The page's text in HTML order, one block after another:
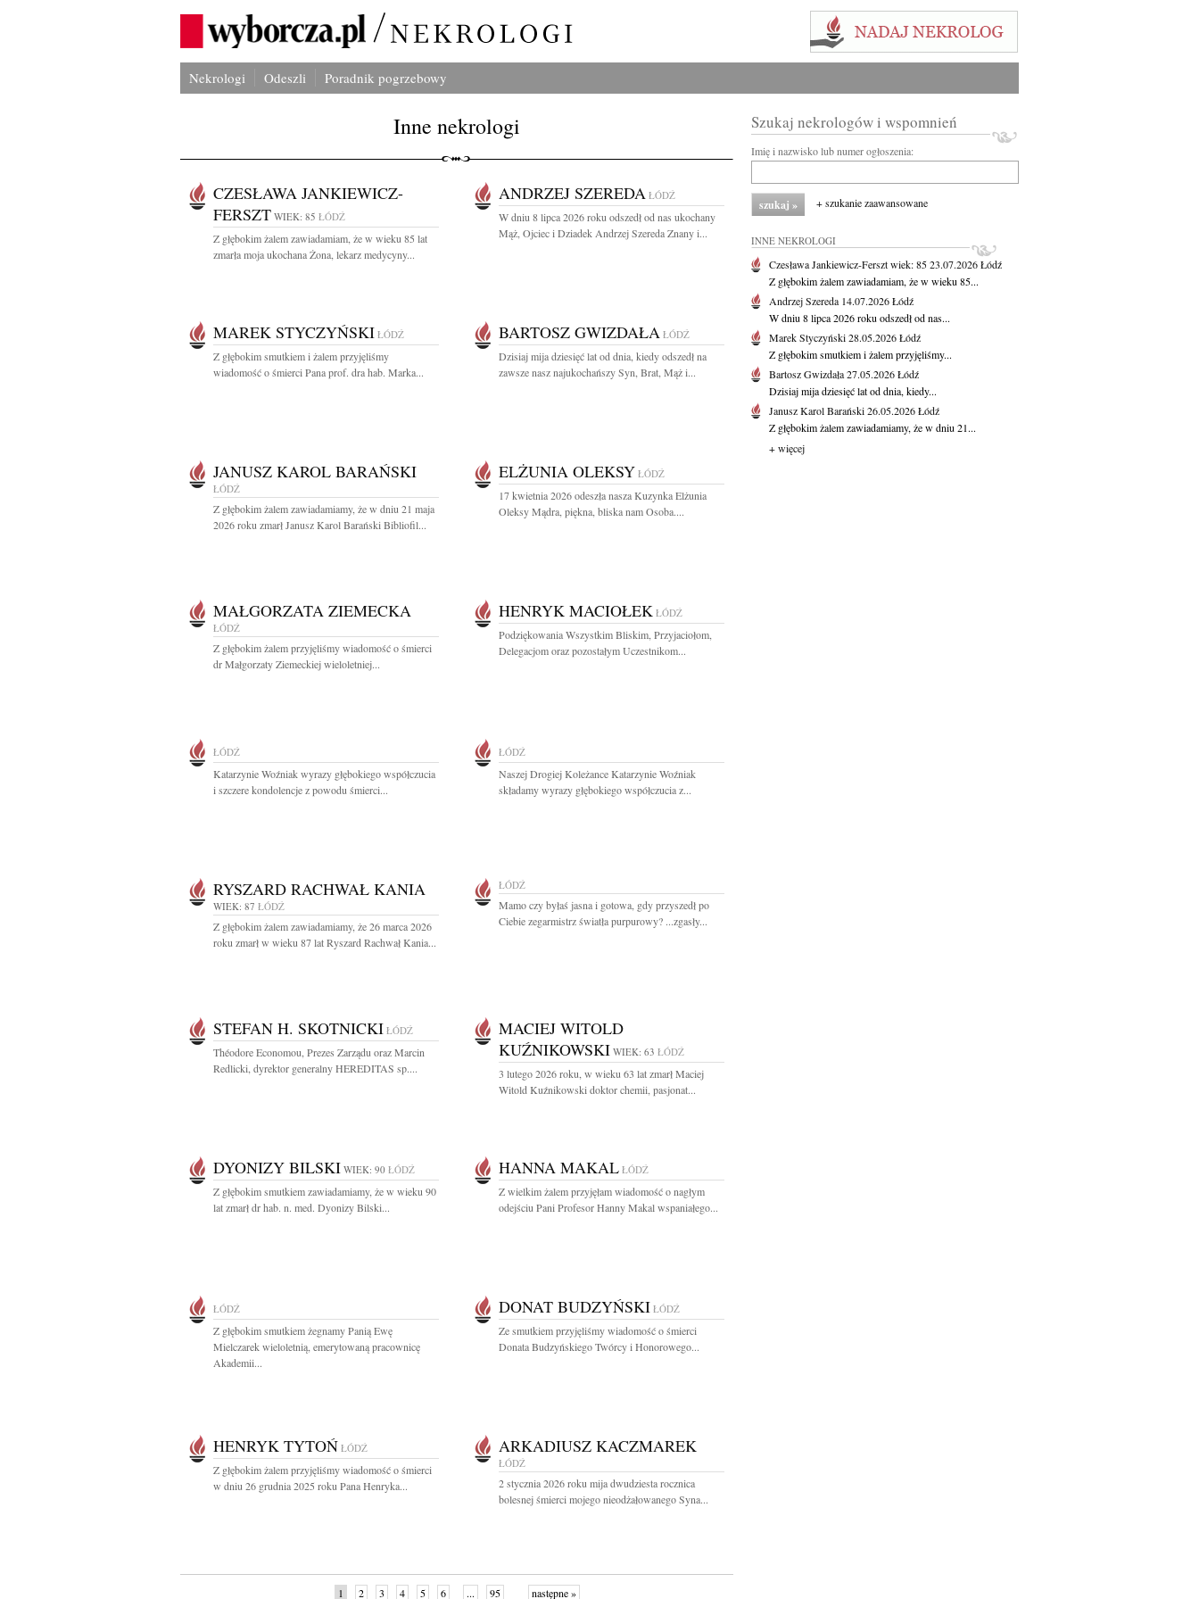
Nekrologi Odeszli Poradnik pogrzebowy
Inne nekrologi
CZESŁAWA JANKIEWICZ-
FERSZT WIEK: 85 ŁÓDŹ
Z głębokim żalem zawiadamiam, że w wieku 85 lat
zmarła moja ukochana Żona, lekarz medycyny...
ANDRZEJ SZEREDA ŁÓDŹ
W dniu 8 lipca 2026 roku odszedł od nas ukochany
Mąż, Ojciec i Dziadek Andrzej Szereda Znany i...
MAREK STYCZYŃSKI ŁÓDŹ
Z głębokim smutkiem i żalem przyjęliśmy
wiadomość o śmierci Pana prof. dra hab. Marka...
BARTOSZ GWIZDAŁA ŁÓDŹ
Dzisiaj mija dziesięć lat od dnia, kiedy odszedł na
zawsze nasz najukochańszy Syn, Brat, Mąż i...
JANUSZ KAROL BARAŃSKI
ŁÓDŹ
Z głębokim żalem zawiadamiamy, że w dniu 21 maja
2026 roku zmarł Janusz Karol Barański Bibliofil...
ELŻUNIA OLEKSY ŁÓDŹ
17 kwietnia 2026 odeszła nasza Kuzynka Elżunia
Oleksy Mądra, piękna, bliska nam Osoba....
MAŁGORZATA ZIEMECKA
ŁÓDŹ
Z głębokim żalem przyjęliśmy wiadomość o śmierci
dr Małgorzaty Ziemeckiej wieloletniej...
HENRYK MACIOŁEK ŁÓDŹ
Podziękowania Wszystkim Bliskim, Przyjaciołom,
Delegacjom oraz pozostałym Uczestnikom...
ŁÓDŹ
Katarzynie Woźniak wyrazy głębokiego współczucia
i szczere kondolencje z powodu śmierci...
ŁÓDŹ
Naszej Drogiej Koleżance Katarzynie Woźniak
składamy wyrazy głębokiego współczucia z...
RYSZARD RACHWAŁ KANIA
WIEK: 87 ŁÓDŹ
Z głębokim żalem zawiadamiamy, że 26 marca 2026
roku zmarł w wieku 87 lat Ryszard Rachwał Kania...
ŁÓDŹ
Mamo czy byłaś jasna i gotowa, gdy przyszedł po
Ciebie zegarmistrz światła purpurowy? ...zgasły...
STEFAN H. SKOTNICKI ŁÓDŹ
Théodore Economou, Prezes Zarządu oraz Marcin
Redlicki, dyrektor generalny HEREDITAS sp....
MACIEJ WITOLD
KUŹNIKOWSKI WIEK: 63 ŁÓDŹ
3 lutego 2026 roku, w wieku 63 lat zmarł Maciej
Witold Kuźnikowski doktor chemii, pasjonat...
DYONIZY BILSKI WIEK: 90 ŁÓDŹ
Z głębokim smutkiem zawiadamiamy, że w wieku 90
lat zmarł dr hab. n. med. Dyonizy Bilski...
HANNA MAKAL ŁÓDŹ
Z wielkim żalem przyjęłam wiadomość o nagłym
odejściu Pani Profesor Hanny Makal wspaniałego...
ŁÓDŹ
Z głębokim smutkiem żegnamy Panią Ewę
Mielczarek wieloletnią, emerytowaną pracownicę
Akademii...
DONAT BUDZYŃSKI ŁÓDŹ
Ze smutkiem przyjęliśmy wiadomość o śmierci
Donata Budzyńskiego Twórcy i Honorowego...
HENRYK TYTOŃ ŁÓDŹ
Z głębokim żalem przyjęliśmy wiadomość o śmierci
w dniu 26 grudnia 2025 roku Pana Henryka...
ARKADIUSZ KACZMAREK
ŁÓDŹ
2 stycznia 2026 roku mija dwudziesta rocznica
bolesnej śmierci mojego nieodżałowanego Syna...
1 2 3 4 5 6 ... 95 następne »
Szukaj nekrologów i wspomnień
Imię i nazwisko lub numer ogłoszenia:
+ szukanie zaawansowane
INNE NEKROLOGI
Czesława Jankiewicz-Fersztwiek: 8523.07.2026Łódź
Z głębokim żalem zawiadamiam, że w wieku 85...
Andrzej Szereda 14.07.2026Łódź
W dniu 8 lipca 2026 roku odszedł od nas...
Marek Styczyński28.05.2026Łódź
Z głębokim smutkiem i żalem przyjęliśmy...
Bartosz Gwizdała27.05.2026Łódź
Dzisiaj mija dziesięć lat od dnia, kiedy...
Janusz Karol Barański26.05.2026Łódź
Z głębokim żalem zawiadamiamy, że w dniu 21...
+ więcej